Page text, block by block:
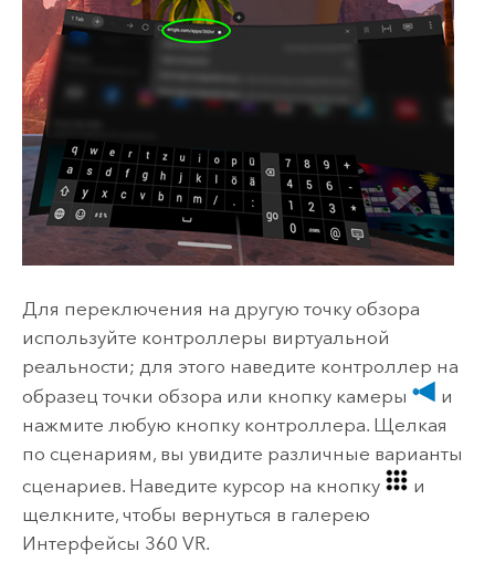
Для переключения на другую точку обзора
используйте контроллеры виртуальной
реальности; для этого наведите контроллер на
образец точки обзора или кнопку камеры
и
нажмите любую кнопку контроллера. Щелкая
по сценариям, вы увидите различные варианты
сценариев. Наведите курсор на кнопку
и
щелкните, чтобы вернуться в галерею
Интерфейсы 360 VR.